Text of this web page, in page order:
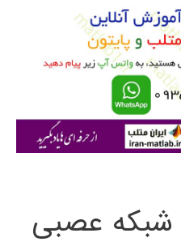
شبکه عصبی